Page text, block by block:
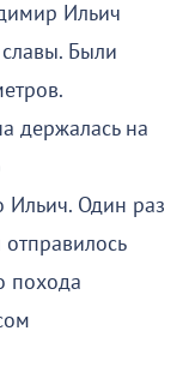
Ильич
Были
держалась на
Ильич. Один раз
похода